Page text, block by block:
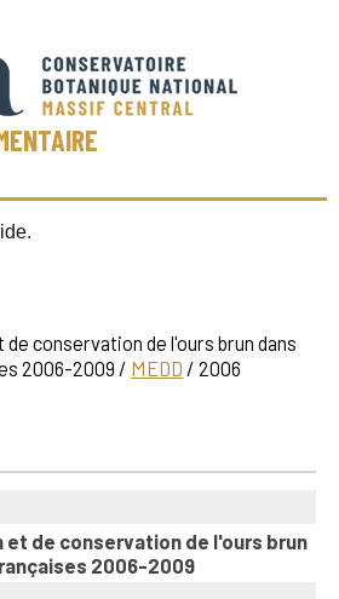
conservation de l'ours brun dans
2006-2009 / MEDD / 2006
et de conservation de l'ours brun
2006-2009